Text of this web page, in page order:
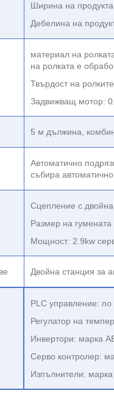
Ширина на
Дебелина на
материал на
на ролката е
Твърдост на
Задвижващ мотор:
5 м дължина,
Автоматично
събира автоматично
Сцепление с
Размер на гумената
Мощност: 2.9kw
Двойна станция за
PLC управление: по
Регулатор на
Инвертори: марка
Серво контролер:
Изпълнители: